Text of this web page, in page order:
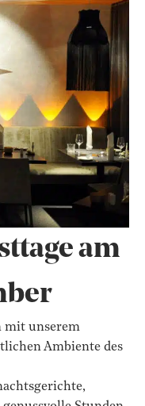
am
mit unserem
Ambiente des